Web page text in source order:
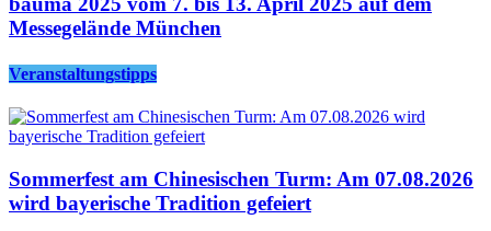
Messegelände München
Veranstaltungstipps
Sommerfest am Chinesischen Turm: Am 07.08.2026
wird bayerische Tradition gefeiert